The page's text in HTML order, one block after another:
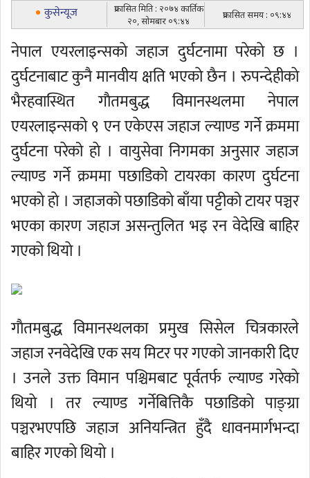
कुसेन्यूज
प्रकासित मिति : २०७४ कार्तिक
२०, सोमबार ०९:४४
प्रकासित समय : ०९:४४
नेपाल एयरलाइन्सकाे जहाज दुर्घटनामा परेकाे छ ।
दुर्घटनाबाट कुनै मानवीय क्षति भएकाे छैन । रुपन्देहीकाे
भैरहवास्थित गाैतमबुद्ध विमानस्थलमा नेपाल
एयरलाइन्सको ९ एन एकेएस जहाज ल्याण्ड गर्ने क्रममा
दुर्घटना परेको हाे । वायुसेवा निगमका अनुसार जहाज
ल्याण्ड गर्ने क्रममा पछाडिको टायरका कारण दुर्घटना
भएकाे हाे । जहाजकाे पछाडिकाे बाँया पट्टीको टायर पञ्चर
भएका कारण जहाज असन्तुलित भइ रन वेदेखि बाहिर
गएकाे थियाे ।
गाैतमबुद्ध विमानस्थलका प्रमुख सिसेल चित्रकारले
जहाज रनवेदेखि एक सय मिटर पर गएकाे जानकारी दिए
। उनले उक्त विमान पश्चिमबाट पूर्वतर्फ ल्याण्ड गरेकाे
थियाे । तर ल्याण्ड गर्नेबित्तिकै पछाडिकाे पाङ्ग्रा
पञ्चरभएपछि जहाज अनियन्त्रित हुँदै धावनमार्गभन्दा
बाहिर गएकाे थियाे ।